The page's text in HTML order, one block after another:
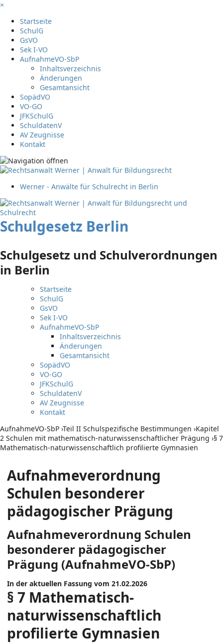
×
Startseite
SchulG
GsVO
Sek I-VO
AufnahmeVO-SbP
Inhaltsverzeichnis
Änderungen
Gesamtansicht
SopädVO
VO-GO
JFKSchulG
SchuldatenV
AV Zeugnisse
Kontakt
Werner - Anwälte für Schulrecht in Berlin
Schulgesetz Berlin
Schulgesetz und Schulverordnungen
in Berlin
Startseite
SchulG
GsVO
Sek I-VO
AufnahmeVO-SbP
Inhaltsverzeichnis
Änderungen
Gesamtansicht
SopädVO
VO-GO
JFKSchulG
SchuldatenV
AV Zeugnisse
Kontakt
AufnahmeVO-SbP ›Teil II Schulspezifische Bestimmungen ›Kapitel
2 Schulen mit mathematisch-naturwissenschaftlicher Prägung ›§ 7
Mathematisch-naturwissenschaftlich profilierte Gymnasien
Aufnahmeverordnung
Schulen besonderer
pädagogischer Prägung
Aufnahmeverordnung Schulen
besonderer pädagogischer
Prägung (AufnahmeVO-SbP)
In der aktuellen Fassung vom 21.02.2026
§ 7 Mathematisch-
naturwissenschaftlich
profilierte Gymnasien